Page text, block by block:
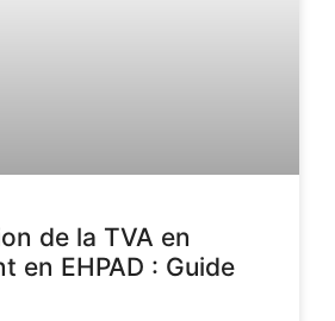
de la TVA en
en EHPAD : Guide